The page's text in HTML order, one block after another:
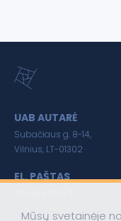
UAB AUTARĖ
Subačiaus g. 8-14,
Vilnius, LT-01302
EL. PAŠTAS
Mūsų svetainėje